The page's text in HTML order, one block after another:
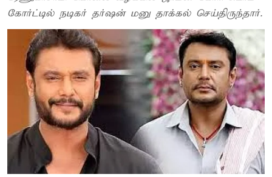
கோர்ட்டில் நடிகர் தர்ஷன் மனு தாக்கல் செய்திருந்தார்.